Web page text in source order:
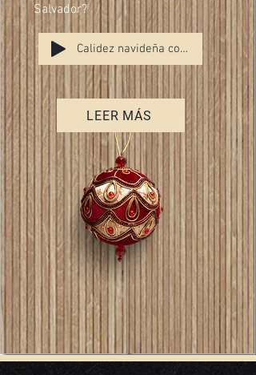
Salvador?
Calidez navideña con maderas cerámicas
LEER MÁS